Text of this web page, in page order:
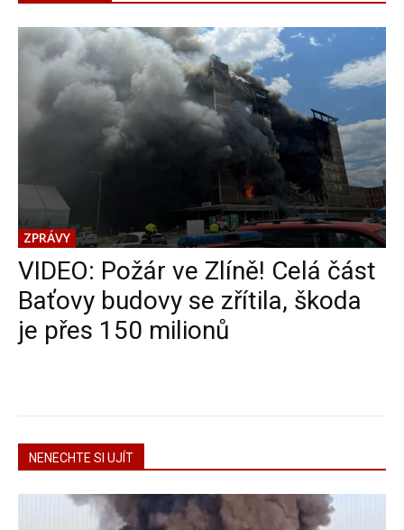
ZPRÁVY
VIDEO: Požár ve Zlíně! Celá část
Baťovy budovy se zřítila, škoda
je přes 150 milionů
NENECHTE SI UJÍT